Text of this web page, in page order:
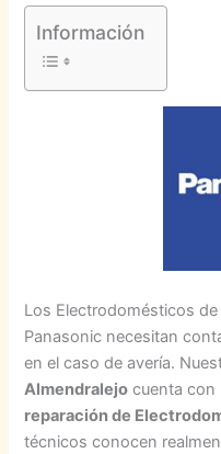
Información
Los Electrodomésticos
Panasonic necesitan
en el caso de avería.
Almendralejo cuenta
reparación de
técnicos conocen